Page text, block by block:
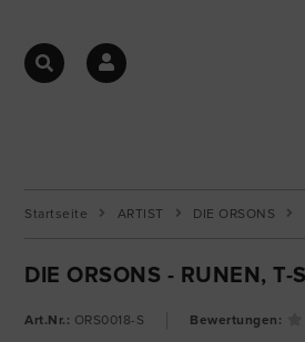
Startseite ARTIST DIE ORSONS
DIE ORSONS - RUNEN, T-
Art.Nr.: ORS0018-S Bewertungen: